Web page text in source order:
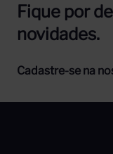
Fique por
novidades.
Cadastre-se na